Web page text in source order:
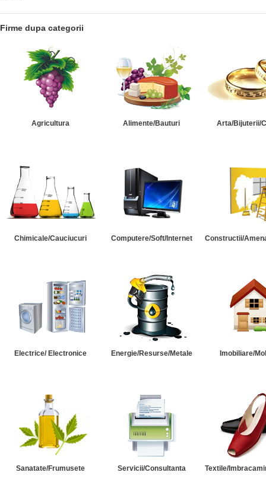
Firme dupa categorii
Agricultura Alimente/Bauturi Arta/Bijuterii/
Chimicale/Cauciucuri Computere/Soft/Internet Constructii/
Electrice/ Electronice Energie/Resurse/Metale Imobiliare/
Sanatate/Frumusete Servicii/Consultanta Textile/